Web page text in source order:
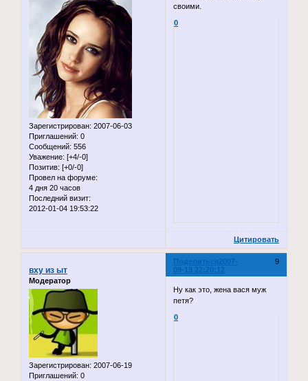
Зарегистрирован: 2007-06-03
Приглашений: 0
Сообщений: 556
Уважение: [+4/-0]
Позитив: [+0/-0]
Провел на форуме:
4 дня 20 часов
Последний визит:
2012-01-04 19:53:22
своими.
0
Цитировать
Поделиться 9
2007-
09-19 22:20:12
вху из ыт
Модератор
Зарегистрирован: 2007-06-19
Приглашений: 0
Ну как это, жена вася муж
петя?
0